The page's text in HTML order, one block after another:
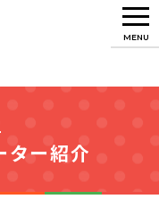
MENU
ター紹介